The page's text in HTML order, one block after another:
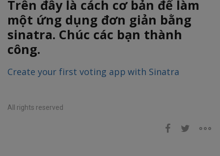
Trên đây là cách cơ bản để làm
một ứng dụng đơn giản bằng
sinatra. Chúc các bạn thành
công.
Create your first voting app with Sinatra
All rights reserved